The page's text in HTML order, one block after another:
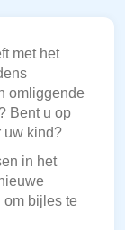
met het
omliggende
Bent u op
uw kind?
in het
om bijles te